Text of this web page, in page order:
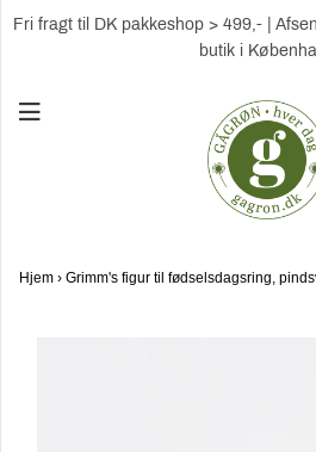
Fri fragt til DK pakkeshop > 499,- |
butik i
Hjem › Grimm's figur til fødselsdagsring,